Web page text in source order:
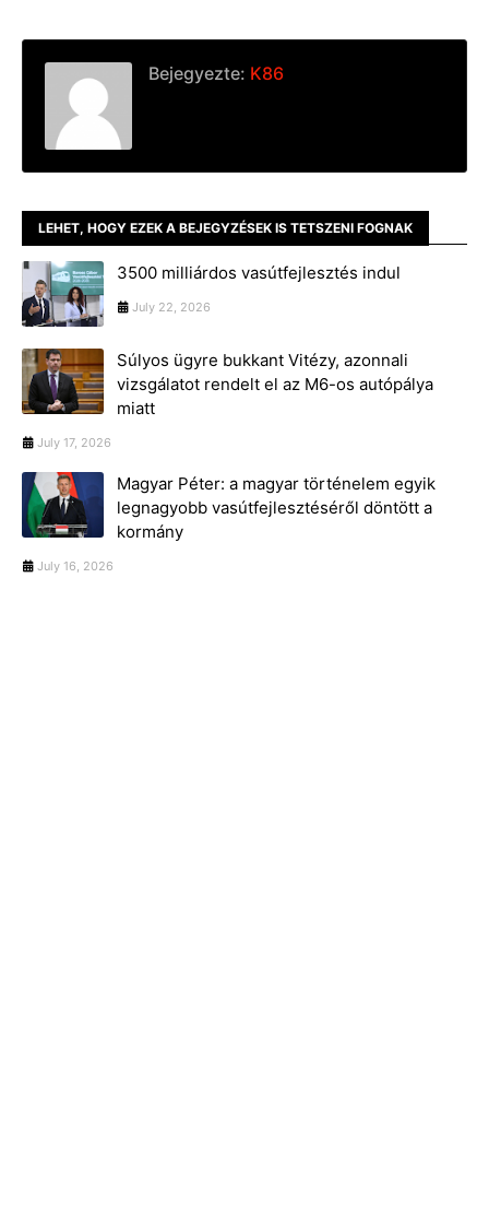
Bejegyezte: K86
LEHET, HOGY EZEK A BEJEGYZÉSEK IS TETSZENI FOGNAK
3500 milliárdos vasútfejlesztés indul
July 22, 2026
Súlyos ügyre bukkant Vitézy, azonnali
vizsgálatot rendelt el az M6-os autópálya
miatt
July 17, 2026
Magyar Péter: a magyar történelem egyik
legnagyobb vasútfejlesztéséről döntött a
kormány
July 16, 2026